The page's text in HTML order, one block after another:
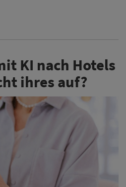
KI nach Hotels
ihres auf?